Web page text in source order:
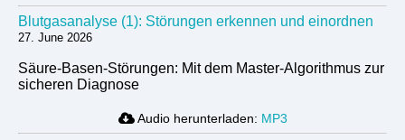
Blutgasanalyse (1): Störungen erkennen und einordnen
27. June 2026
Säure-Basen-Störungen: Mit dem Master-Algorithmus zur
sicheren Diagnose
Audio herunterladen: MP3